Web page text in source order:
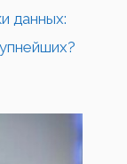
данных: